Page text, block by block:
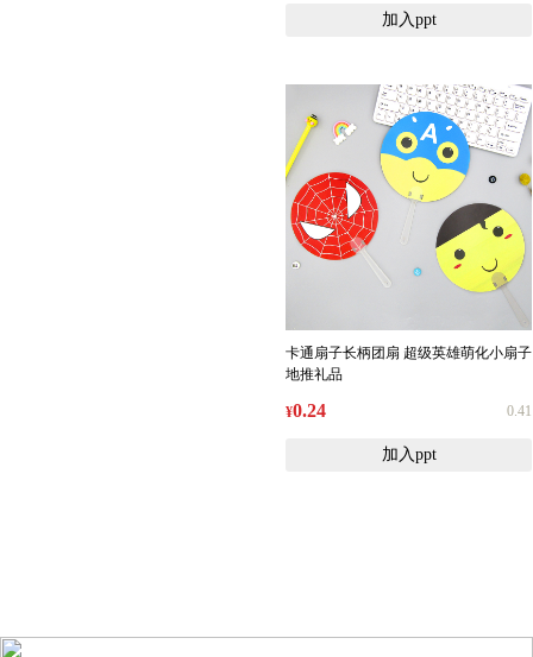
加入ppt
卡通扇子长柄团扇 超级英雄萌化小扇子
地推礼品
¥0.24 0.41
加入ppt